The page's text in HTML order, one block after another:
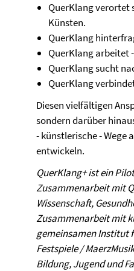
QuerKlang verortet
Künsten.
QuerKlang
QuerKlang arbeitet
QuerKlang sucht
QuerKlang
Diesen vielfältigen
sondern darüber
- künstlerische - Wege
entwickeln.
QuerKlang+ ist ein
Zusammenarbeit mit
Wissenschaft,
Zusammenarbeit mit
gemeinsamen Institut
Festspiele /
Bildung, Jugend und